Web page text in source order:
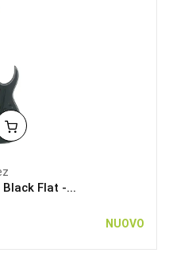
Black Flat -...
NUOVO